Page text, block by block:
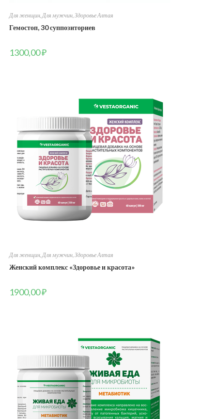
Для женщин,Для мужчин,Здоровье Алтая
Гемостоп, 30 суппозиториев
1300,00₽
Для женщин, Для мужчин, Здоровье Алтая
Женский комплекс «Здоровье и красота»
1900,00₽